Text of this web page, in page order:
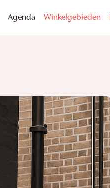
Agenda Winkelgebieden